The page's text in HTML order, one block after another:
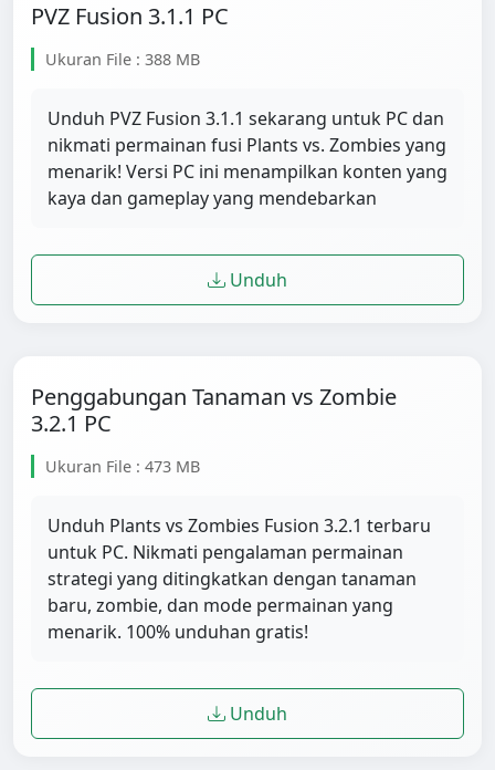
PVZ Fusion 3.1.1 PC
Ukuran File : 388 MB
Unduh PVZ Fusion 3.1.1 sekarang untuk PC dan
nikmati permainan fusi Plants vs. Zombies yang
menarik! Versi PC ini menampilkan konten yang
kaya dan gameplay yang mendebarkan
Unduh
Penggabungan Tanaman vs Zombie
3.2.1 PC
Ukuran File : 473 MB
Unduh Plants vs Zombies Fusion 3.2.1 terbaru
untuk PC. Nikmati pengalaman permainan
strategi yang ditingkatkan dengan tanaman
baru, zombie, dan mode permainan yang
menarik. 100% unduhan gratis!
Unduh